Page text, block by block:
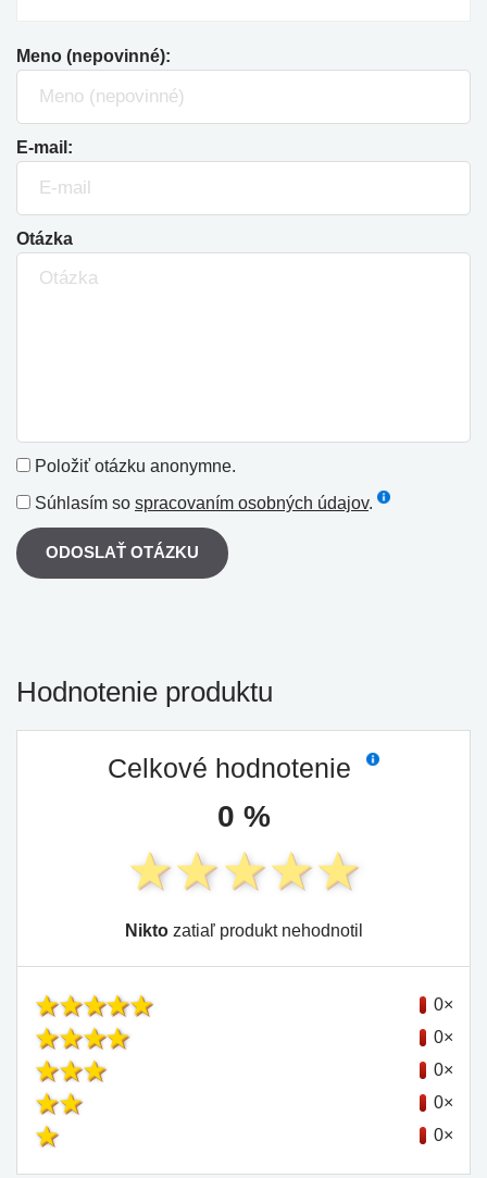
Meno (nepovinné):
E-mail:
Otázka
Položiť otázku anonymne.
Súhlasím so spracovaním osobných údajov.
ODOSLAŤ OTÁZKU
Hodnotenie produktu
Celkové hodnotenie
0 %
Niktozatiaľ produkt nehodnotil
0×
0×
0×
0×
0×